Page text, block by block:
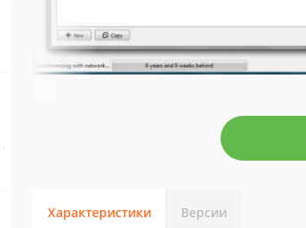
Характеристики Версии